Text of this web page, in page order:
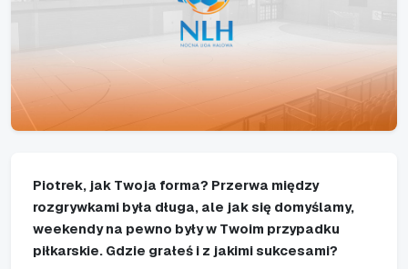
Piotrek, jak Twoja forma? Przerwa między
rozgrywkami była długa, ale jak się domyślamy,
weekendy na pewno były w Twoim przypadku
piłkarskie. Gdzie grałeś i z jakimi sukcesami?